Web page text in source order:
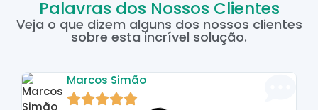
Palavras dos Nossos Clientes
Veja o que dizem alguns dos nossos clientes
sobre esta incrível solução.
Marcos Simão
